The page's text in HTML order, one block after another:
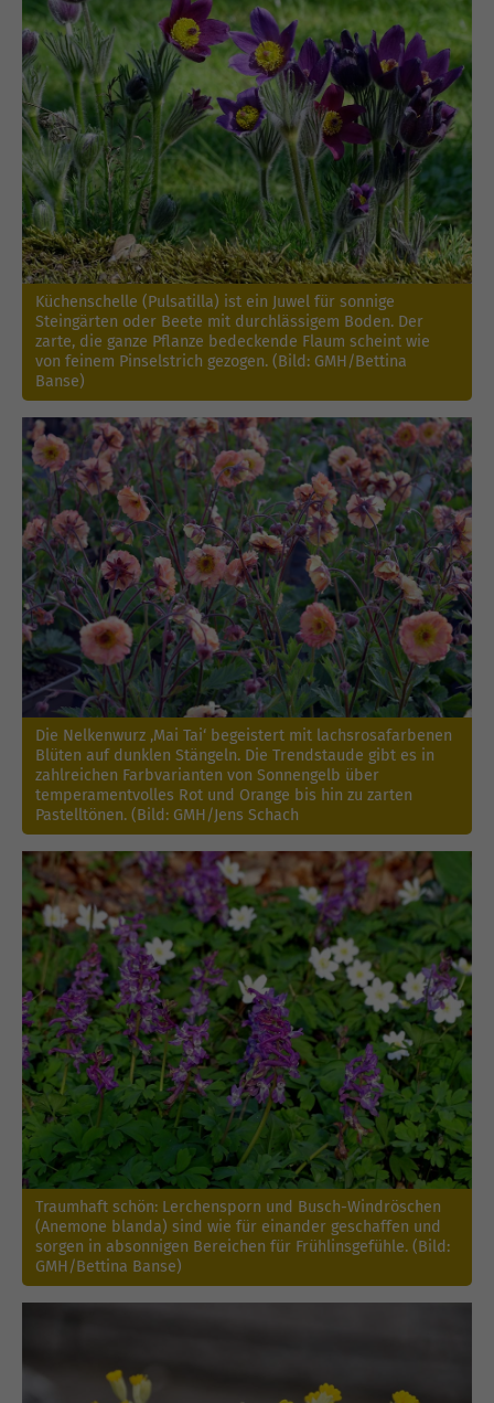
Küchenschelle (Pulsatilla) ist ein Juwel für sonnige
Steingärten oder Beete mit durchlässigem Boden. Der
zarte, die ganze Pflanze bedeckende Flaum scheint wie
von feinem Pinselstrich gezogen. (Bild: GMH/Bettina
Banse)
Die Nelkenwurz ‚Mai Tai‘ begeistert mit lachsrosafarbenen
Blüten auf dunklen Stängeln. Die Trendstaude gibt es in
zahlreichen Farbvarianten von Sonnengelb über
temperamentvolles Rot und Orange bis hin zu zarten
Pastelltönen. (Bild: GMH/Jens Schach
Traumhaft schön: Lerchensporn und Busch-Windröschen
(Anemone blanda) sind wie für einander geschaffen und
sorgen in absonnigen Bereichen für Frühlinsgefühle. (Bild:
GMH/Bettina Banse)